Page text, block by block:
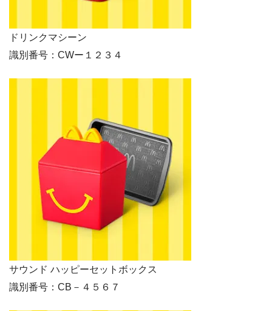
ドリンクマシーン
識別番号：CWー１２３４
サウンド ハッピーセットボックス
識別番号：CB－４５６７